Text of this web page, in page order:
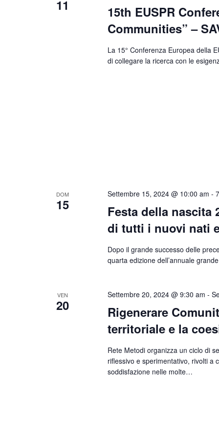
11
15th EUSPR
Communities” –
La 15° Conferenza Europea della
di collegare la ricerca con le
DOM
15
Festa della nascita
di tutti i nuovi nati
Settembre 15, 2024 @ 10:00 am -
Dopo il grande successo delle
quarta edizione dell’annuale
VEN
20
Rigenerare
territoriale e la
Settembre 20, 2024 @ 9:30 am -
Rete Metodi organizza un ciclo di
riflessivo e sperimentativo, rivolti a
soddisfazione nelle molte…